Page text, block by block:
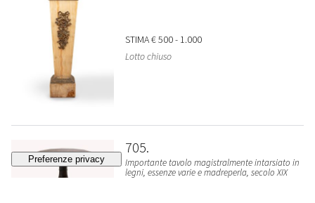
STIMA€ 500 - 1.000
Lotto chiuso
705
Importante tavolo magistralmente intarsiato in
legni, essenze varie e madreperla, secolo XIX